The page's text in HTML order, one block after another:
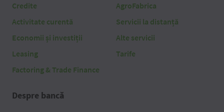
Credite
Activitate curentă
Economii și investiții
Leasing
Factoring & Trade Finance
AgroFabrica
Servicii la distanță
Alte servicii
Tarife
Despre bancă